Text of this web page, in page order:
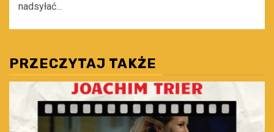
nadsyłać...
PRZECZYTAJ TAKŻE